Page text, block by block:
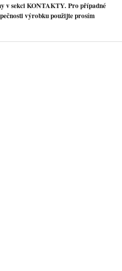
v sekci KONTAKTY. Pro případné
výrobku použijte prosím